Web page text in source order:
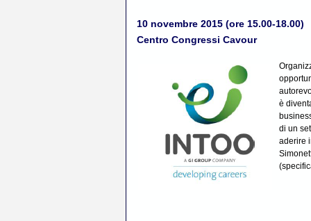
10 novembre 2015 (ore 15.00-18.00)
Centro Congressi Cavour
è
di un
aderire